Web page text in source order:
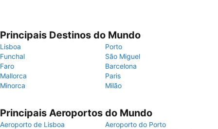
Principais Destinos do Mundo
Lisboa
Porto
Funchal
São Miguel
Faro
Barcelona
Mallorca
Paris
Minorca
Milão
Principais Aeroportos do Mundo
Aeroporto de Lisboa
Aeroporto do Porto